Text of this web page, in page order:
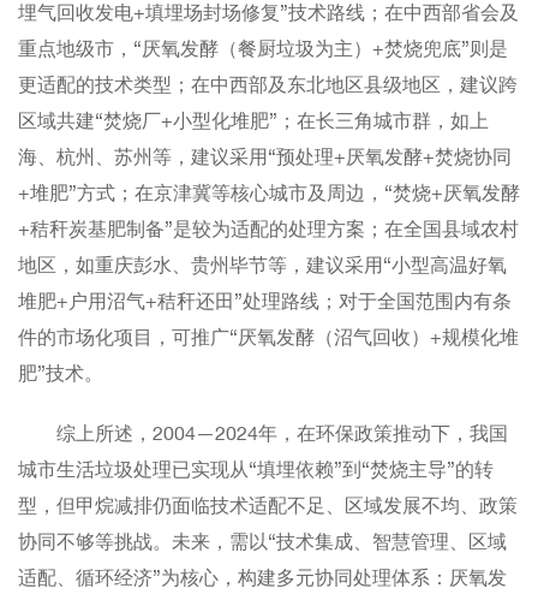
埋气回收发电+填埋场封场修复”技术路线；在中西部省会及
重点地级市，“厌氧发酵（餐厨垃圾为主）+焚烧兜底”则是
更适配的技术类型；在中西部及东北地区县级地区，建议跨
区域共建“焚烧厂+小型化堆肥”；在长三角城市群，如上
海、杭州、苏州等，建议采用“预处理+厌氧发酵+焚烧协同
+堆肥”方式；在京津冀等核心城市及周边，“焚烧+厌氧发酵
+秸秆炭基肥制备”是较为适配的处理方案；在全国县域农村
地区，如重庆彭水、贵州毕节等，建议采用“小型高温好氧
堆肥+户用沼气+秸秆还田”处理路线；对于全国范围内有条
件的市场化项目，可推广“厌氧发酵（沼气回收）+规模化堆
肥”技术。
综上所述，2004—2024年，在环保政策推动下，我国
城市生活垃圾处理已实现从“填埋依赖”到“焚烧主导”的转
型，但甲烷减排仍面临技术适配不足、区域发展不均、政策
协同不够等挑战。未来，需以“技术集成、智慧管理、区域
适配、循环经济”为核心，构建多元协同处理体系：厌氧发